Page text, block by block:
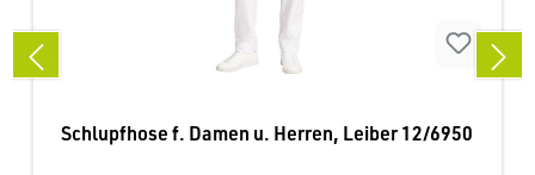
Schlupfhose f. Damen u. Herren, Leiber 12/6950